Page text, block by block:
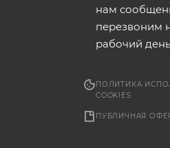
нам
перезвоним
рабочий
ПОЛИТИКА
COOKIES
ПУБЛИЧНАЯ